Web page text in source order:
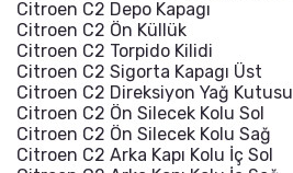
Citroen C2 Depo Kapagı
Citroen C2 Ön Küllük
Citroen C2 Torpido Kilidi
Citroen C2 Sigorta Kapagı Üst
Citroen C2 Direksiyon Yağ Kutusu
Citroen C2 Ön Silecek Kolu Sol
Citroen C2 Ön Silecek Kolu Sağ
Citroen C2 Arka Kapı Kolu İç Sol